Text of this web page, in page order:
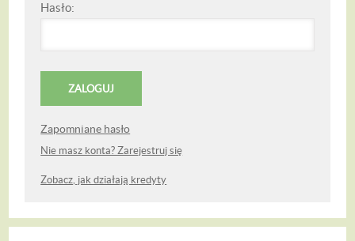
Hasło:
Zapomniane hasło
Nie masz konta? Zarejestruj się
Zobacz, jak działają kredyty